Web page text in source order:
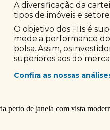
A diversificação da
tipos de imóveis e
O objetivo dos FIIs é
mede a performance
bolsa. Assim, os
superiores aos do
Confira as nossas